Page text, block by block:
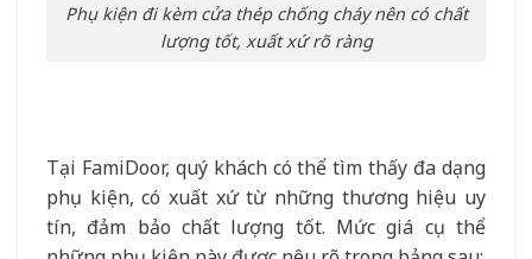
Phụ kiện đi kèm cửa thép chống cháy nên có chất
lượng tốt, xuất xứ rõ ràng
Tại FamiDoor, quý khách có thể tìm thấy đa dạng
phụ kiện, có xuất xứ từ những thương hiệu uy
tín, đảm bảo chất lượng tốt. Mức giá cụ thể